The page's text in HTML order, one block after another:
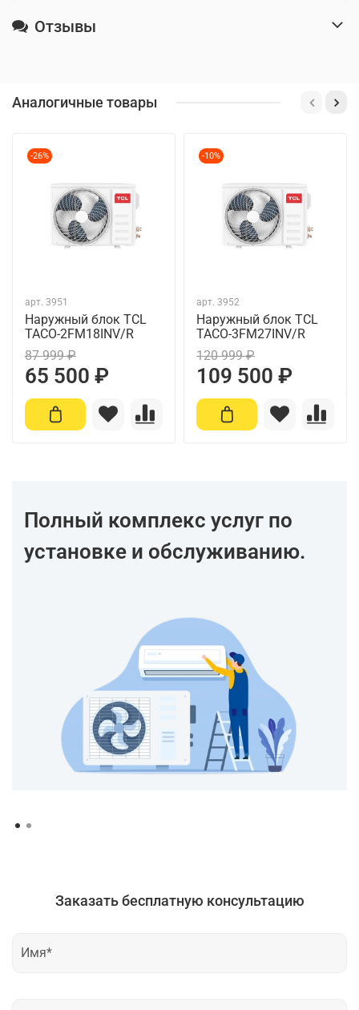
Отзывы
Аналогичные товары
-26%
арт. 3951
Наружный блок TCL
TACO-2FM18INV/R
87 999 ₽
65 500 ₽
-10%
арт. 3952
Наружный блок TCL
TACO-3FM27INV/R
120 999 ₽
109 500 ₽
Полный комплекс услуг по
установке и обслуживанию.
Заказать бесплатную консультацию